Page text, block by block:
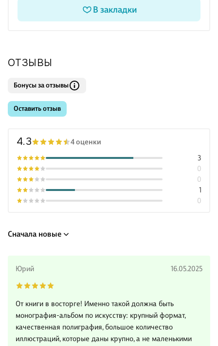
каллиграфов арабских стран, Ирана, Турции, средневековых
мусульманских государств Средней Азии и Закавказья.
В закладки
ОТЗЫВЫ
Бонусы за отзывы
Оставить отзыв
4.3 4 оценки
0
1
0
0
3
Сначала новые
Юрий 16.05.2025
От книги в восторге! Именно такой должна быть
монография-альбом по искусству: крупный формат,
качественная полиграфия, большое количество
иллюстраций, которые даны крупно, а не маленькими